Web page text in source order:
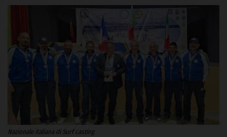
Nazionale italiana di Surf casting